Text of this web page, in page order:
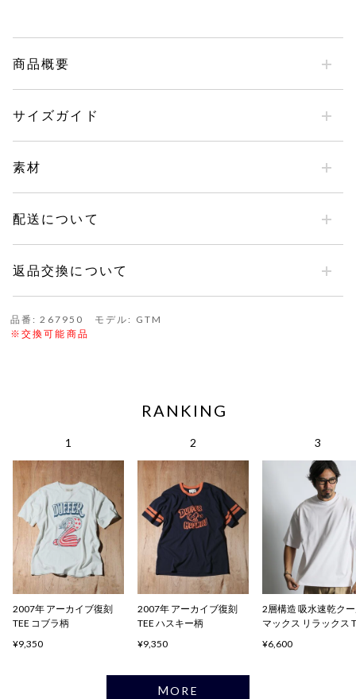
商品概要
サイズガイド
素材
配送について
返品交換について
品番: 267950 モデル: GTM
※交換可能商品
RANKING
2007年 アーカイブ復刻
TEE コブラ柄
¥9,350
2007年 アーカイブ復刻
TEE ハスキー柄
¥9,350
2層構造 吸水速乾ク
マックス リラックス
¥6,600
MORE